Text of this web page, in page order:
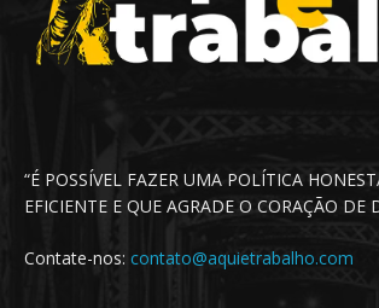
“É POSSÍVEL FAZER UMA POLÍTICA
EFICIENTE E QUE AGRADE O CORAÇÃO DE
Contate-nos: contato@aquietrabalho.com